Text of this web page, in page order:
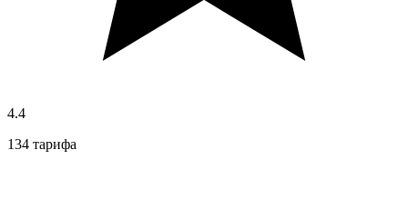
4.4
134 тарифа